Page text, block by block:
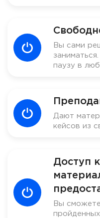
Вы сами
паузу в
Дают
кейсов из
Доступ
Вы